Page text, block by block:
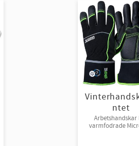
ntet
Arbetshandskar
varmfodrade